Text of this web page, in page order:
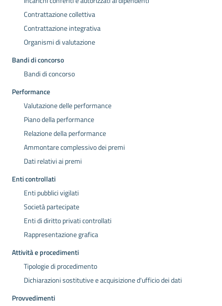
Contrattazione collettiva
Contrattazione integrativa
Organismi di valutazione
Bandi di concorso
Bandi di concorso
Performance
Valutazione delle performance
Piano della performance
Relazione della performance
Ammontare complessivo dei premi
Dati relativi ai premi
Enti controllati
Enti pubblici vigilati
Società partecipate
Enti di diritto privati controllati
Rappresentazione grafica
Attività e procedimenti
Tipologie di procedimento
Dichiarazioni sostitutive e acquisizione d'ufficio dei dati
Provvedimenti